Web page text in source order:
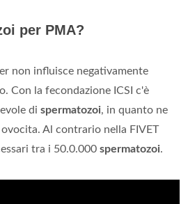
per PMA?
non influisce negativamente
Con la fecondazione ICSI c'è
di spermatozoi, in quanto ne
Al contrario nella FIVET
tra i 50.0.000 spermatozoi.